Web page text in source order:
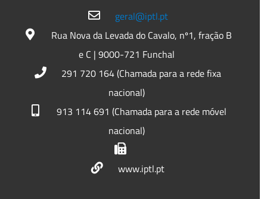
geral@iptl.pt
Rua Nova da Levada do Cavalo, nº1, fração B
e C | 9000-721 Funchal
291 720 164 (Chamada para a rede fixa
nacional)
913 114 691 (Chamada para a rede móvel
nacional)
www.iptl.pt